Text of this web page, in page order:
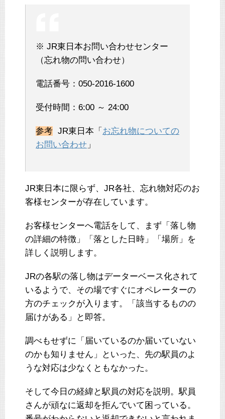
※ JR東日本お問い合わせセンター
（忘れ物の問い合わせ）
電話番号：050-2016-1600
受付時間：6:00 ～ 24:00
参考 JR東日本「 お忘れ物についての
お問い合わせ 」
JR東日本に限らず、JR各社、忘れ物対応のお
客様センターが存在しています。
お客様センターへ電話をして、まず「落し物
の詳細の特徴」「落とした日時」「場所」を
詳しく説明します。
JRの各駅の落し物はデーターベース化されて
いるようで、その場ですぐにオペレーターの
方のチェックが入ります。「該当するものの
届けがある」と即答。
調べもせずに「届いているのか届いていない
のかも知りません」といった、先の駅員のよ
うな対応は少なくともなかった。
そして今日の経緯と駅員の対応を説明。駅員
さんが頑なに返却を拒んでいて困っている。